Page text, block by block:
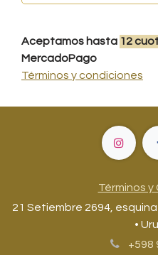
Aceptamos hasta 12
MercadoPago
Términos y condiciones
Términos
21 Setiembre 2694,
•
+598